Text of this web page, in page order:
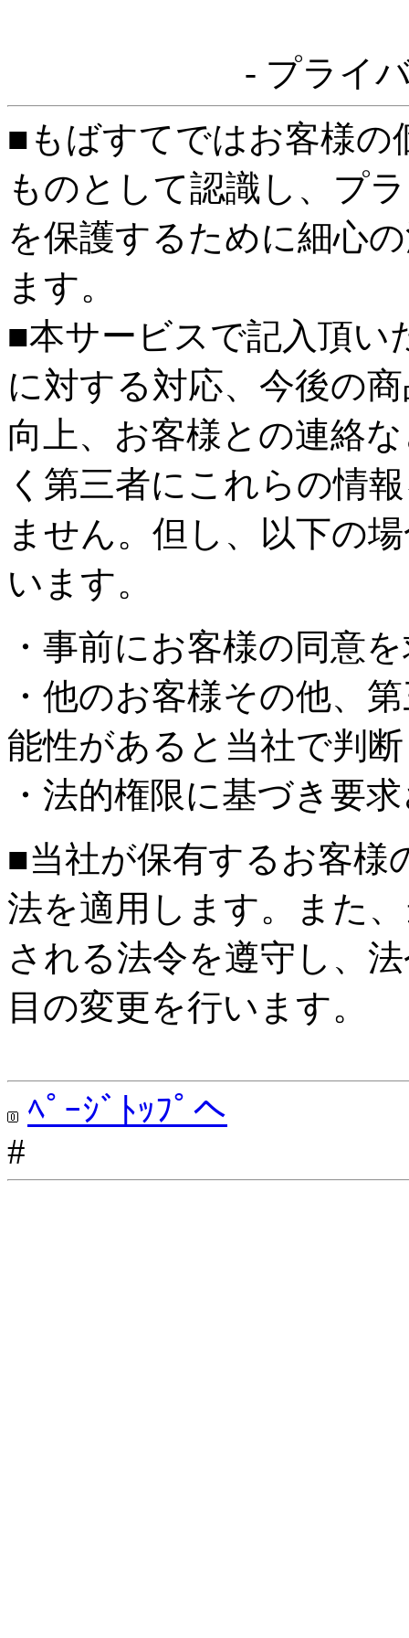
- プライ
■もばすてではお客様の
ものとして認識し、プ
を保護するために細心
ます。
■本サービスで記入頂い
に対する対応、今後の
向上、お客様との連絡
く第三者にこれらの情
ません。但し、以下の
います。
・事前にお客様の同意
・他のお客様その他、
能性があると当社で判
・法的権限に基づき要
■当社が保有するお客様
法を適用します。また
される法令を遵守し、
目の変更を行います。
ﾍﾟｰｼﾞﾄｯﾌﾟへ
#